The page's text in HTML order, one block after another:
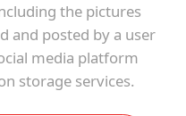
the pictures
and posted by a user
media platform
storage services.